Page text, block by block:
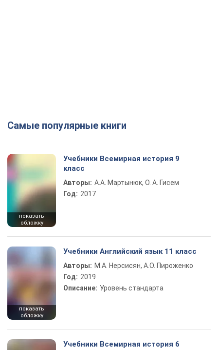
Самые популярные книги
показать
обложку
Учебники Всемирная история 9
класс
Авторы: А.А. Мартынюк, О. А. Гисем
Год: 2017
показать
обложку
Учебники Английский язык 11 класс
Авторы: М.А. Нерсисян, А.О. Пироженко
Год: 2019
Описание: Уровень стандарта
Учебники Всемирная история 6